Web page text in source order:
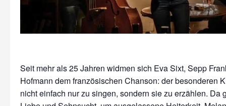
Seit mehr als 25 Jahren widmen sich Eva Sixt, Sepp
Hof­mann dem französischen Chan­son: der besonderen
nicht einfach nur zu singen, sondern sie zu erzählen. Da